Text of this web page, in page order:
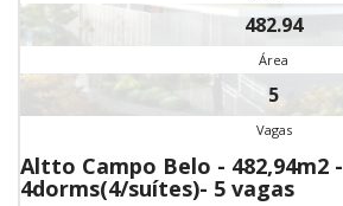
482.94
Área
5
Vagas
Altto Campo Belo - 482,94m2 -
4dorms(4/suítes)- 5 vagas